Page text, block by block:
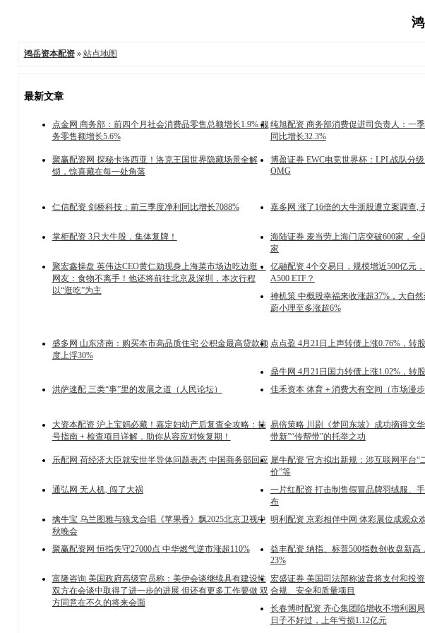
鸿岳资本配资» 站点地图
最新文章
点金网 商务部：前四个月社会消费品零售总额增长1.9% 服
务零售额增长5.6%
纯旭配资 商务部消费促进司负责人：一
同比增长32.3%
聚赢配资网 探秘卡洛西亚！洛克王国世界隐藏场景全解
锁，惊喜藏在每一处角落
博盈证券 EWC电竞世界杯：LPL战队分
OMG
仁信配资 剑桥科技：前三季度净利同比增长7088%
嘉多网 涨了16倍的大牛浙股遭立案调查,
掌柜配资 3只大牛股，集体复牌！
海陆证券 麦当劳上海门店突破600家，全
家
聚宏鑫操盘 英伟达CEO黄仁勋现身上海菜市场边吃边逛，
网友：食物不离手！他还将前往北京及深圳，本次行程
以“逛吃”为主
亿融配资 4个交易日，规模增近500亿元
A500 ETF？
神机策 中概股幸福来收涨超37%，大自
蔚小理至多涨超6%
盛多网 山东济南：购买本市高品质住宅 公积金最高贷款额
度上浮30%
点点盈 4月21日上声转债上涨0.76%，转
鼎牛网 4月21日国力转债上涨1.02%，转
洪萨速配 三类“事”里的发展之道（人民论坛）
佳禾资本 体育＋消费大有空间（市场漫步
大资本配资 沪上宝妈必藏！嘉定妇幼产后复查全攻略：挂
号指南 + 检查项目详解，助你从容应对恢复期！
易倍策略 川剧《梦回东坡》成功摘得文
带新”“传帮带”的托举之功
乐配网 荷经济大臣就安世半导体问题表态 中国商务部回应 犀牛配资 官方拟出新规：涉互联网平台“
价”等
通弘网 无人机, 闯了大祸
一片红配资 打击制售假冒品牌羽绒服、
布
擒牛宝 乌兰图雅与狼戈合唱《苹果香》飘2025北京卫视中
秋晚会
明利配资 京彩相伴中网 体彩展位成观众
聚赢配资网 恒指失守27000点 中华燃气逆市涨超110%
益丰配资 纳指、标普500指数创收盘新高
23%
富隆咨询 美国政府高级官员称：美伊会谈继续具有建设性
双方在会谈中取得了进一步的进展 但还有更多工作要做 双
方同意在不久的将来会面
宏盛证券 美国司法部称波音将支付和投
合规、安全和质量项目
长春博时配资 齐心集团陷增收不增利困
日子不好过，上年亏损1.12亿元